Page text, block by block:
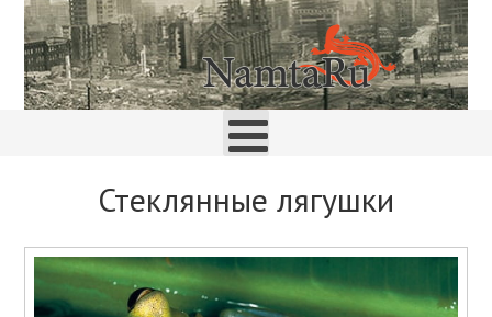
Стеклянные лягушки